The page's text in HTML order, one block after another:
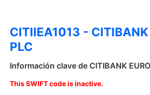
CITIIEA1013 - CITIBANK
PLC
Información clave de CITIBANK
This SWIFT code is inactive.